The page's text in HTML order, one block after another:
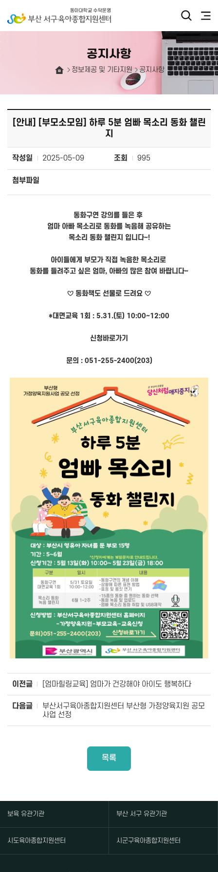
공지사항
정보제공 및 기타지원 공지사항
[안내] [부모소모임] 하루 5분 엄빠 목소리 동화 챌린
지
작성일 2025-05-09 조회 995
첨부파일
동화구연 강의를 들은 후
엄마 아빠 목소리로 동화를 녹음해 공유하는
목소리 동화 챌린지 입니다~!
아이들에게 부모가 직접 녹음한 목소리로
동화를 들려주고 싶은 엄마, 아빠의 많은 참여 바랍니다~
♡ 동화책도 선물로 드려요 ♡
*대면교육 1회 : 5.31.(토) 10:00~12:00
신청바로가기
문의 : 051-255-2400(203)
이전글 [엄마힐링교육] 엄마가 건강해야 아이도 행복하다
다음글
부산서구육아종합지원센터 부산형 가정양육지원 공모
사업 선정
목록
보육 유관기관 부산 서구 유관기관
시도육아종합지원센터 시군구육아종합지원센터